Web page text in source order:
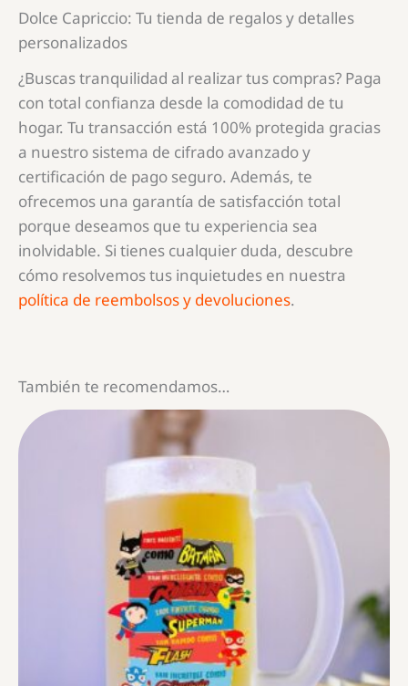
Dolce Capriccio: Tu tienda de regalos y detalles
personalizados
¿Buscas tranquilidad al realizar tus compras? Paga
con total confianza desde la comodidad de tu
hogar. Tu transacción está 100% protegida gracias
a nuestro sistema de cifrado avanzado y
certificación de pago seguro. Además, te
ofrecemos una garantía de satisfacción total
porque deseamos que tu experiencia sea
inolvidable. Si tienes cualquier duda, descubre
cómo resolvemos tus inquietudes en nuestra
política de reembolsos y devoluciones.
También te recomendamos…